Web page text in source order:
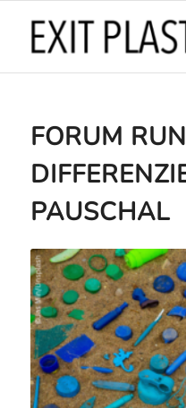
FORUM
PAUSCHAL